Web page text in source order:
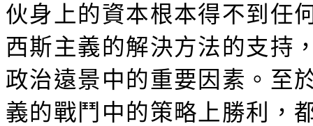
伙身上的資本根本得不到任
西斯主義的解決方法的支持
政治遠景中的重要因素。至
義的戰鬥中的策略上勝利，